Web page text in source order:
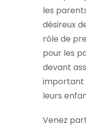
les
désireux
rôle de
pour les
devant
important
leurs
Venez